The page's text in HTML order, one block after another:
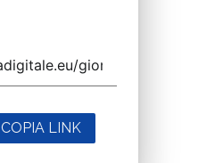
COPIA LINK